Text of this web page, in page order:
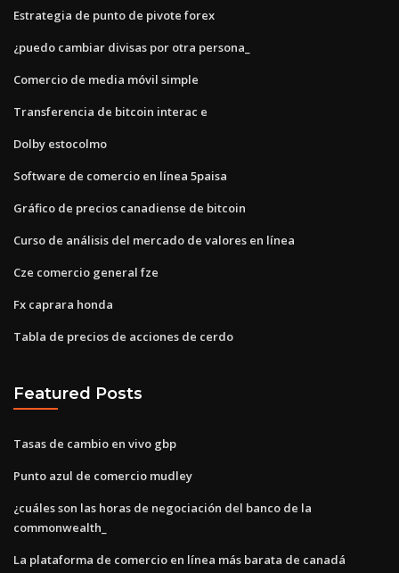
Estrategia de punto de pivote forex
¿puedo cambiar divisas por otra persona_
Comercio de media móvil simple
Transferencia de bitcoin interac e
Dolby estocolmo
Software de comercio en línea 5paisa
Gráfico de precios canadiense de bitcoin
Curso de análisis del mercado de valores en línea
Cze comercio general fze
Fx caprara honda
Tabla de precios de acciones de cerdo
Featured Posts
Tasas de cambio en vivo gbp
Punto azul de comercio mudley
¿cuáles son las horas de negociación del banco de la
commonwealth_
La plataforma de comercio en línea más barata de canadá